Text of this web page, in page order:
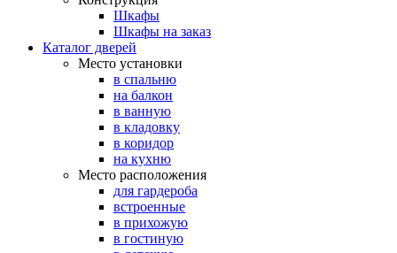
Шкафы
Шкафы на заказ
Каталог дверей
Место установки
в спальню
на балкон
в ванную
в кладовку
в коридор
на кухню
Место расположения
для гардероба
встроенные
в прихожую
в гостиную